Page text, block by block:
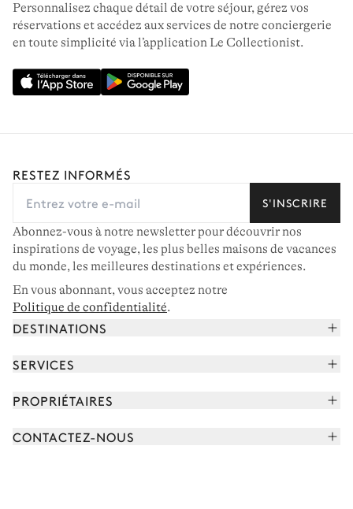
Personnalisez chaque détail de votre séjour, gérez vos
réservations et accédez aux services de notre conciergerie
en toute simplicité via l’application Le Collectionist.
RESTEZ INFORMÉS
S'INSCRIRE
Abonnez-vous à notre newsletter pour découvrir nos
inspirations de voyage, les plus belles maisons de vacances
du monde, les meilleures destinations et expériences.
En vous abonnant, vous acceptez notre
Politique de confidentialité.
DESTINATIONS
Corse
Cap Ferret
SERVICES
Réserver vos vacances
Rencontrer votre concierge
PROPRIÉTAIRES
CONTACTEZ-NOUS